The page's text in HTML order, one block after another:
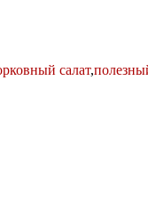
салат,